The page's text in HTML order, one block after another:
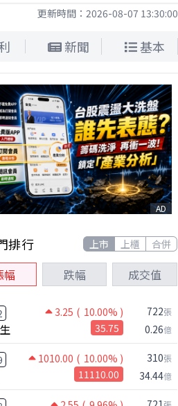
更新時間： 2026-08-07 13:30:00
新聞 基本
AD
排行 上市 上櫃 合併
幅 跌幅 成交值
3.25 ( 10.00% )
35.75
722張
0.26億
1010.00 ( 10.00% )
11110.00
310張
34.44億